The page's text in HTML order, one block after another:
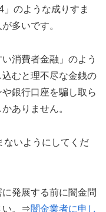
のような成りすま
多いです。
消費者金融」のよう
むと理不尽な金銭の
銀行口座を騙し取ら
ありません。
ないようにしてくだ
発展する前に闇金問
い。⇒闇金業者に申し